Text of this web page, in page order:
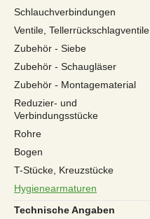
Schlauchverbindungen
Ventile, Tellerrückschlagventile
Zubehör - Siebe
Zubehör - Schaugläser
Zubehör - Montagematerial
Reduzier- und
Verbindungsstücke
Rohre
Bogen
T-Stücke, Kreuzstücke
Hygienearmaturen
Technische Angaben